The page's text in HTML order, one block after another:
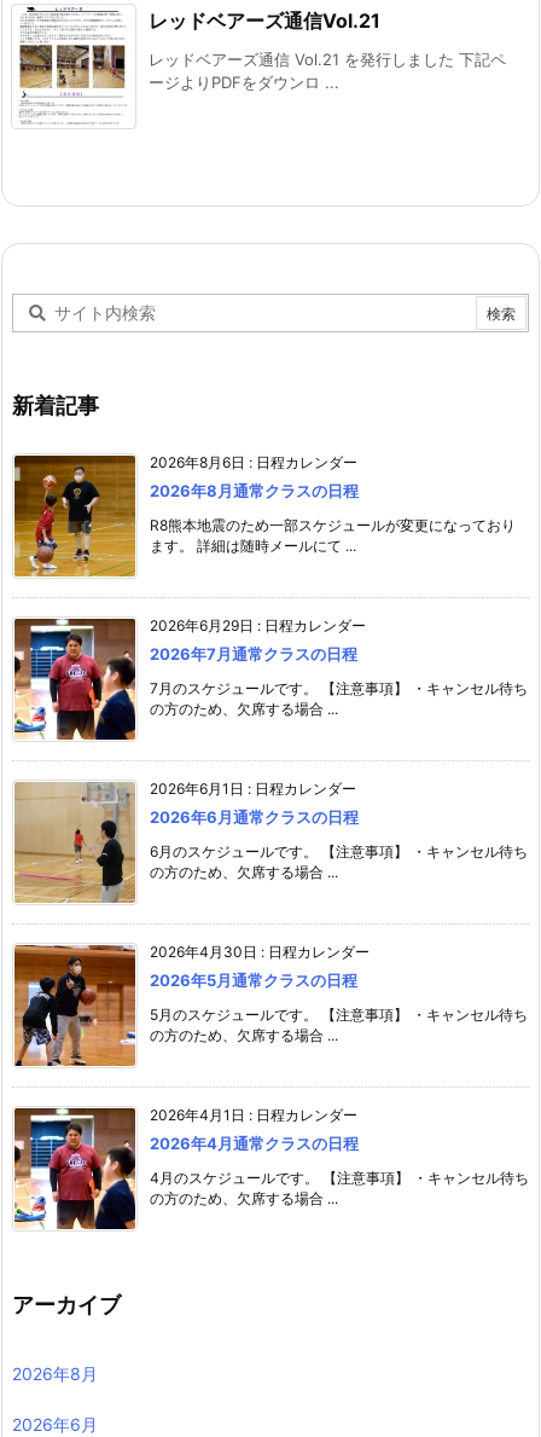
レッドベアーズ通信Vol.21
レッドベアーズ通信 Vol.21 を発行しました 下記ペ
ージよりPDFをダウンロ ...
新着記事
2026年8月6日 : 日程カレンダー
2026年8月通常クラスの日程
R8熊本地震のため一部スケジュールが変更になっており
ます。 詳細は随時メールにて ...
2026年6月29日 : 日程カレンダー
2026年7月通常クラスの日程
7月のスケジュールです。 【注意事項】 ・キャンセル待ち
の方のため、欠席する場合 ...
2026年6月1日 : 日程カレンダー
2026年6月通常クラスの日程
6月のスケジュールです。 【注意事項】 ・キャンセル待ち
の方のため、欠席する場合 ...
2026年4月30日 : 日程カレンダー
2026年5月通常クラスの日程
5月のスケジュールです。 【注意事項】 ・キャンセル待ち
の方のため、欠席する場合 ...
2026年4月1日 : 日程カレンダー
2026年4月通常クラスの日程
4月のスケジュールです。 【注意事項】 ・キャンセル待ち
の方のため、欠席する場合 ...
アーカイブ
2026年8月
2026年6月